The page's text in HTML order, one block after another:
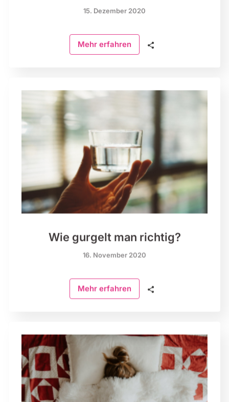
15. Dezember 2020
Mehr erfahren 🗣
Wie gurgelt man richtig?
16. November 2020
Mehr erfahren 🗣